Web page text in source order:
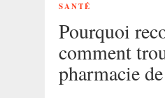
SANTÉ
Pourquoi
comment
pharmacie